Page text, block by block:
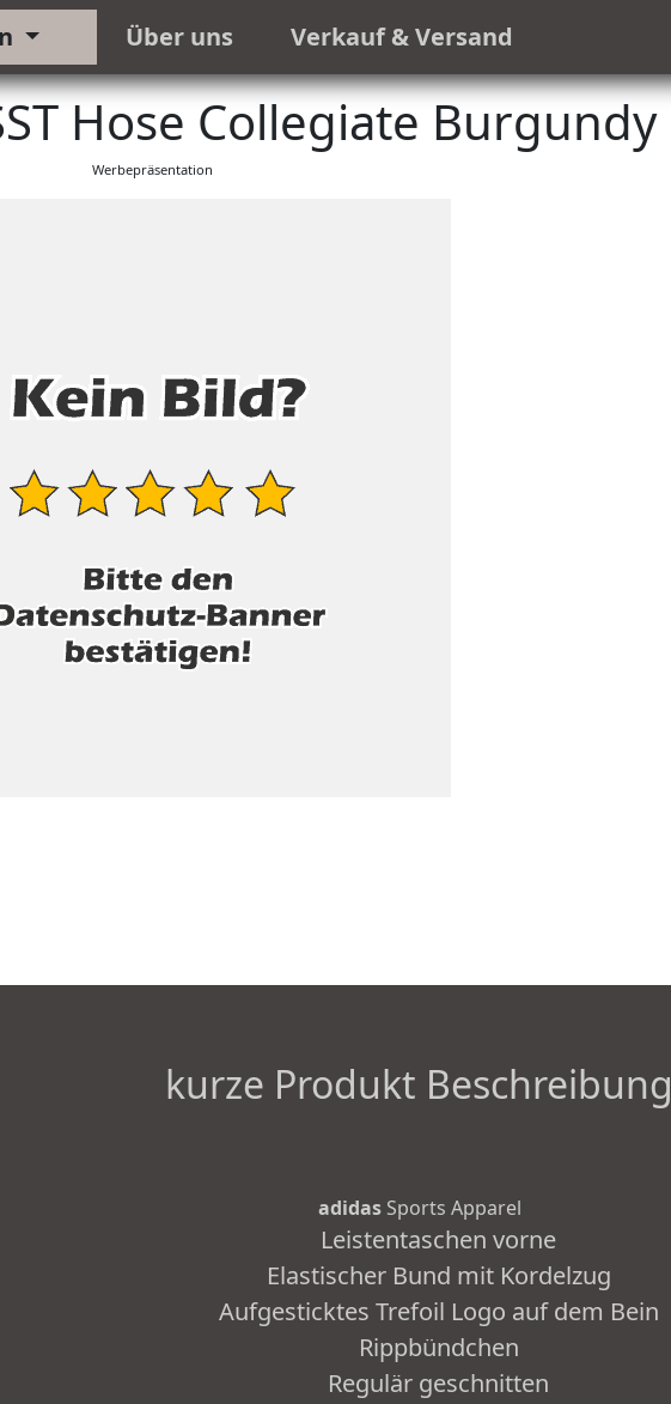
Über uns Verkauf & Versand
Hose Collegiate Burgundy
Werbepräsentation
kurze Produkt Beschreibung
adidasSports Apparel
Leistentaschen vorne
Elastischer Bund mit Kordelzug
Aufgesticktes Trefoil Logo auf dem Bein
Rippbündchen
Regulär geschnitten